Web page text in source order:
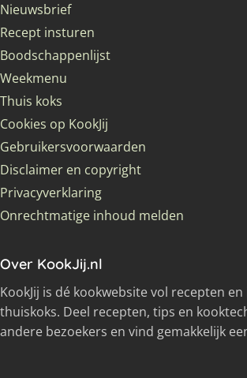
Nieuwsbrief
Recept insturen
Boodschappenlijst
Weekmenu
Thuis koks
Cookies op KookJij
Gebruikersvoorwaarden
Disclaimer en copyright
Privacyverklaring
Onrechtmatige inhoud melden
Over KookJij.nl
KookJij is dé kookwebsite vol recepten
thuiskoks. Deel recepten, tips en
andere bezoekers en vind gemakkelijk